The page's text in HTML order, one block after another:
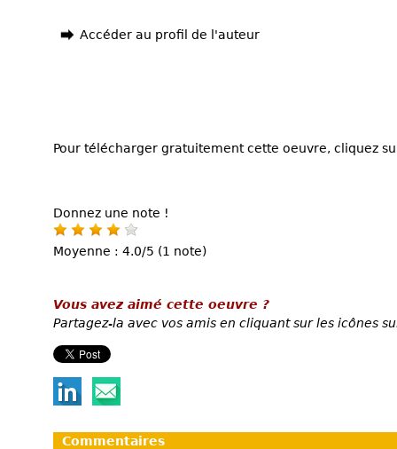
Accéder au profil de l'auteur
Pour télécharger gratuitement cette oeuvre, cliquez
Donnez une note !
Moyenne : 4.0/5 (1 note)
Vous avez aimé cette oeuvre ?
Partagez-la avec vos amis en cliquant sur les icônes
Commentaires